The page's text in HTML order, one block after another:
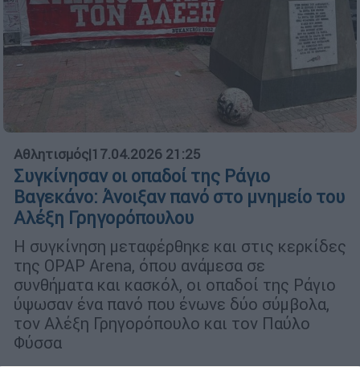
Αθλητισμός|17.04.2026 21:25
Συγκίνησαν οι οπαδοί της Ράγιο
Βαγεκάνο: Άνοιξαν πανό στο μνημείο του
Αλέξη Γρηγορόπουλου
Η συγκίνηση μεταφέρθηκε και στις κερκίδες
της OPAP Arena, όπου ανάμεσα σε
συνθήματα και κασκόλ, οι οπαδοί της Ράγιο
ύψωσαν ένα πανό που ένωνε δύο σύμβολα,
τον Αλέξη Γρηγορόπουλο και τον Παύλο
Φύσσα